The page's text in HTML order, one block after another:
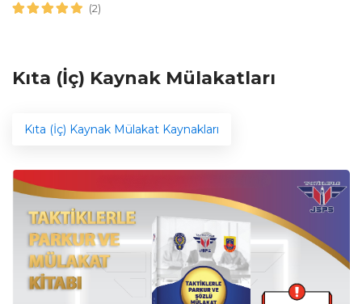
(2)
Kıta (İç) Kaynak Mülakatları
Kıta (İç) Kaynak Mülakat Kaynakları